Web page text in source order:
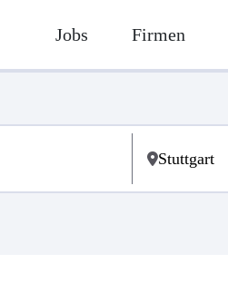
Jobs Firmen